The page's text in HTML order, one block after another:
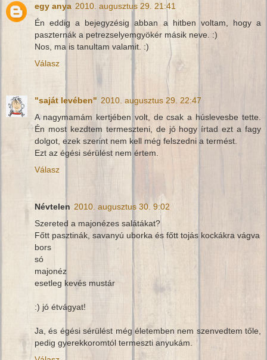
egy anya 2010. augusztus 29. 21:41
Én eddig a bejegyzésig abban a hitben voltam, hogy a
paszternák a petrezselyemgyökér másik neve. :)
Nos, ma is tanultam valamit. :)
Válasz
"saját levében" 2010. augusztus 29. 22:47
A nagymamám kertjében volt, de csak a húslevesbe tette.
Én most kezdtem termeszteni, de jó hogy írtad ezt a fagy
dolgot, ezek szerint nem kell még felszedni a termést.
Ezt az égési sérülést nem értem.
Válasz
Névtelen 2010. augusztus 30. 9:02
Szereted a majonézes salátákat?
Főtt pasztinák, savanyú uborka és főtt tojás kockákra vágva
bors
só
majonéz
esetleg kevés mustár
:) jó étvágyat!
Ja, és égési sérülést még életemben nem szenvedtem tőle,
pedig gyerekkoromtól termeszti anyukám.